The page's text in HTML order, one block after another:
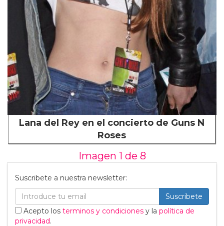
Lana del Rey en el concierto de Guns N
Roses
Imagen 1 de 8
Suscribete a nuestra newsletter:
Suscribete
Acepto los terminos y condiciones y la política de
privacidad.